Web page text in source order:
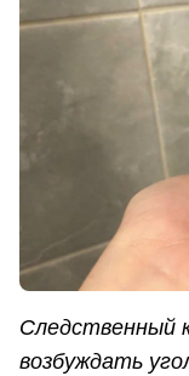
Следственный
возбуждать